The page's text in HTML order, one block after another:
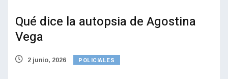
Qué dice la autopsia de Agostina
Vega
2 junio, 2026 POLICIALES